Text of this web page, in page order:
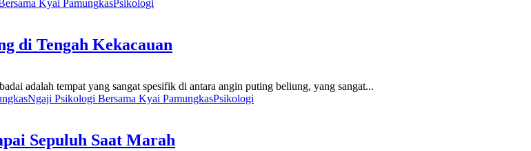
Kyai PamungkasPsikologi
di Tengah Kekacauan
adalah tempat yang sangat spesifik di antara angin puting beliung, yang sangat...
Ngaji Psikologi Bersama Kyai PamungkasPsikologi
Sepuluh Saat Marah